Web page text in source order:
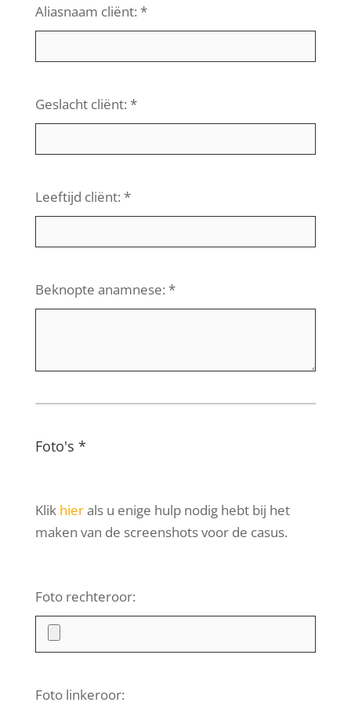
Aliasnaam cliënt: *
Geslacht cliënt: *
Leeftijd cliënt: *
Beknopte anamnese: *
Foto's *
Klik hierals u enige hulp nodig hebt bij het
maken van de screenshots voor de casus.
Foto rechteroor:
Foto linkeroor: